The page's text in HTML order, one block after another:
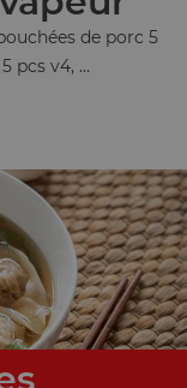
de porc 5
pcs v4, ...